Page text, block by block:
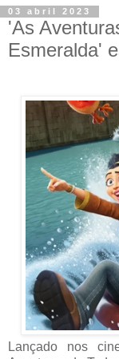
03 abril 2023
'As
Esmeralda'
Lançado nos